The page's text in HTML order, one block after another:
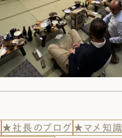
★社長のブログ ★マメ知識